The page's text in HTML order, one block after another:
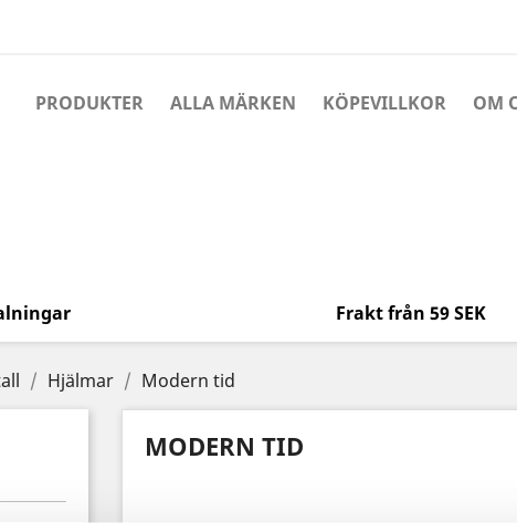
PRODUKTER ALLA MÄRKEN KÖPEVILLKOR OM
Frakt från 59 SEK
Hjälmar Modern tid
MODERN TID